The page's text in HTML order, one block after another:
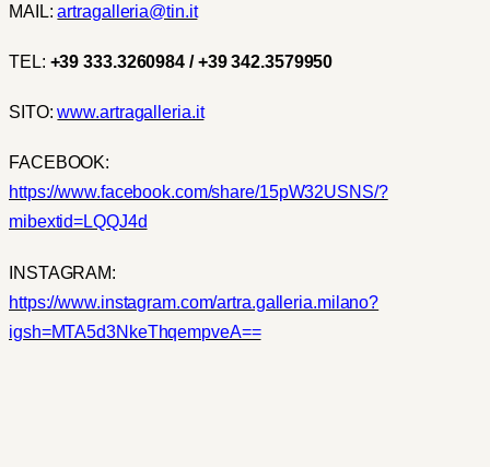
MAIL:artragalleria@tin.it
TEL: +39 333.3260984 / +39 342.3579950
SITO:www.artragalleria.it
FACEBOOK:
https://www.facebook.com/share/15pW32USNS/?
mibextid=LQQJ4d
INSTAGRAM:
https://www.instagram.com/artra.galleria.milano?
igsh=MTA5d3NkeThqempveA==